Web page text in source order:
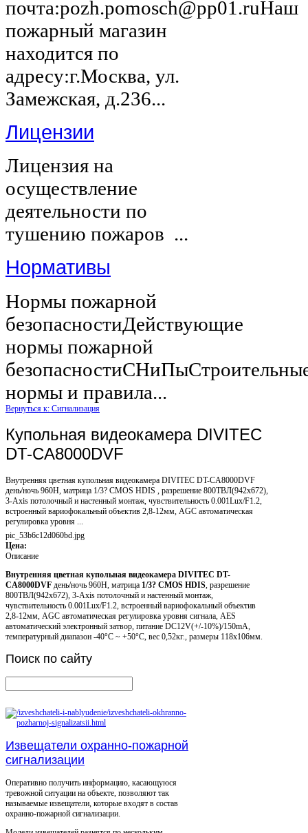
почта:pozh.pomosch@pp01.ruНаш
пожарный магазин
находится по
адресу:г.Москва, ул.
Замежская, д.236...
Лицензии
Лицензия на
осуществление
деятельности по
тушению пожаров ...
Нормативы
Нормы пожарной
безопасностиДействующие
нормы пожарной
нормы и правила...
Вернуться к: Сигнализация
Купольная видеокамера DIVITEC
DT-CA8000DVF
Внутренняя цветная купольная видеокамера DIVITEC DT-CA8000DVF
день/ночь 960Н, матрица 1/3? CMOS HDIS , разрешение 800ТВЛ(942х672),
3-Axis потолочный и настенный монтаж, чувствительность 0.001Lux/F1.2,
встроенный вариофокальный объектив 2,8-12мм, AGC автоматическая
регулировка уровня ...
pic_53b6c12d060bd.jpg
Цена:
Описание
Внутренняя цветная купольная видеокамера DIVITEC DT-
CA8000DVF день/ночь 960Н, матрица 1/3? CMOS HDIS , разрешение
800ТВЛ(942х672), 3-Axis потолочный и настенный монтаж,
чувствительность 0.001Lux/F1.2, встроенный вариофокальный объектив
2,8-12мм, AGC автоматическая регулировка уровня сигнала, AES
автоматический электронный затвор, питание DC12V(+/-10%)/150mA,
температурный диапазон -40°C ~ +50°C, вес 0,52кг., размеры 118х106мм.
Поиск по сайту
Извещатели охранно-пожарной
сигнализации
Оперативно получить информацию, касающуюся
тревожной ситуации на объекте, позволяют так
называемые извещатели, которые входят в состав
охранно-пожарной сигнализации.